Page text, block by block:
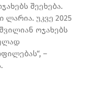
შეეხება.
ლარია. უკვე 2025
ოჯახებს
–